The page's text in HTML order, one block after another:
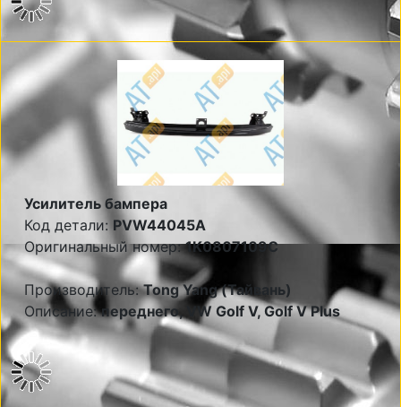
Усилитель бампера
Код детали: PVW44045A
Оригинальный номер:1K0807109C
Производитель:Tong Yang (Тайвань)
Описание:переднего, VW Golf V, Golf V Plus